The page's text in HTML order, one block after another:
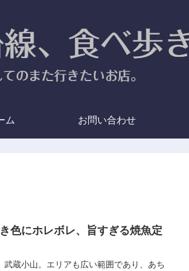
ム お問い合わせ
色にホレボレ、旨すぎる焼魚定
武蔵小山。エリアも広い範囲であり、あち